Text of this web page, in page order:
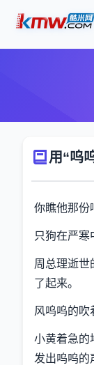
用“呜
你瞧他那份
只狗在严寒
周总理逝世
了起来。
风呜呜的吹
小黄着急的
发出呜呜的